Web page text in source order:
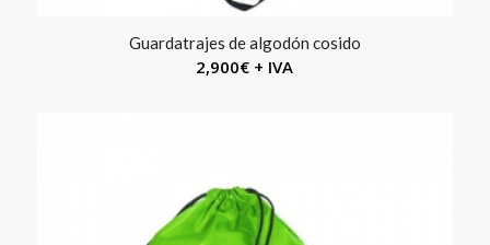
Guardatrajes de algodón cosido
2,900€ + IVA